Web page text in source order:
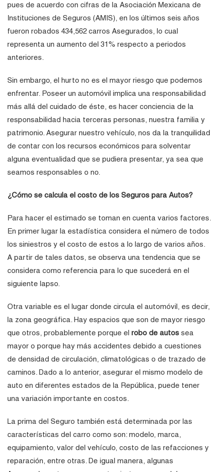
pues de acuerdo con cifras de la Asociación Mexicana de
Instituciones de Seguros (AMIS), en los últimos seis años
fueron robados 434,562 carros Asegurados, lo cual
representa un aumento del 31% respecto a periodos
anteriores.
Sin embargo, el hurto no es el mayor riesgo que podemos
enfrentar. Poseer un automóvil implica una responsabilidad
más allá del cuidado de éste, es hacer conciencia de la
responsabilidad hacia terceras personas, nuestra familia y
patrimonio. Asegurar nuestro vehículo, nos da la tranquilidad
de contar con los recursos económicos para solventar
alguna eventualidad que se pudiera presentar, ya sea que
seamos responsables o no.
¿Cómo se calcula el costo de los Seguros para Autos?
Para hacer el estimado se toman en cuenta varios factores.
En primer lugar la estadística considera el número de todos
los siniestros y el costo de estos a lo largo de varios años.
A partir de tales datos, se observa una tendencia que se
considera como referencia para lo que sucederá en el
siguiente lapso.
Otra variable es el lugar donde circula el automóvil, es decir,
la zona geográfica. Hay espacios que son de mayor riesgo
que otros, probablemente porque el robo de autos sea
mayor o porque hay más accidentes debido a cuestiones
de densidad de circulación, climatológicas o de trazado de
caminos. Dado a lo anterior, asegurar el mismo modelo de
auto en diferentes estados de la República, puede tener
una variación importante en costos.
La prima del Seguro también está determinada por las
características del carro como son: modelo, marca,
equipamiento, valor del vehículo, costo de las refacciones y
reparación, entre otras. De igual manera, algunas